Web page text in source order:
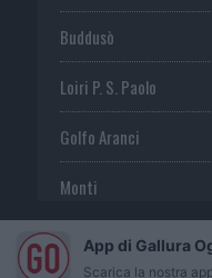
Buddusò
Loiri P. S. Paolo
Golfo Aranci
Monti
TeltiApp di Gallura
Scarica la nostra